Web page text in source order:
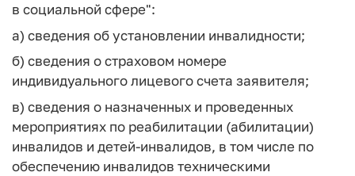
в социальной сфере":
а) сведения об установлении инвалидности;
б) сведения о страховом номере
индивидуального лицевого счета заявителя;
в) сведения о назначенных и проведенных
мероприятиях по реабилитации (абилитации)
инвалидов и детей-инвалидов, в том числе по
обеспечению инвалидов техническими